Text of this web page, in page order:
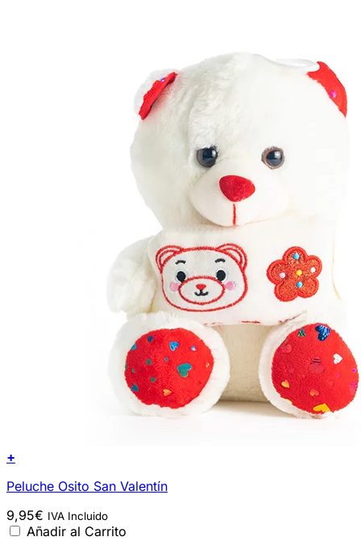
+
Peluche Osito San Valentín
9,95€ IVA Incluido
Añadir al Carrito